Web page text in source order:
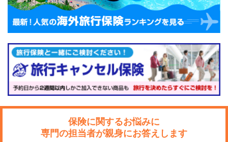
なお、個人賠償責任補償は傷害保険だけでなく、自動車
保険や火災保険の特約としても付加できます。すでに加
入している保険で補償されている場合は、補償の重複に
注意してください。
傷害保険と医療保険の違い
保険に関するお悩みに
専門の担当者が親身にお答えします